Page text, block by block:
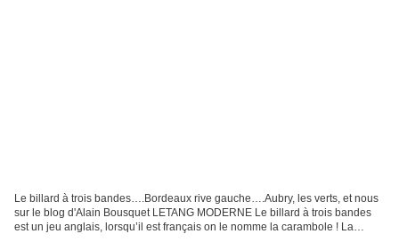
Le billard à trois bandes….Bordeaux rive gauche….Aubry, les verts, et nous
sur le blog d'Alain Bousquet LETANG MODERNE Le billard à trois bandes
est un jeu anglais, lorsqu’il est français on le nomme la carambole ! La